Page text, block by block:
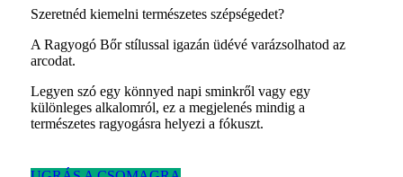
Szeretnéd kiemelni természetes szépségedet?
A Ragyogó Bőr stílussal igazán üdévé varázsolhatod az
arcodat.
Legyen szó egy könnyed napi sminkről vagy egy
különleges alkalomról, ez a megjelenés mindig a
természetes ragyogásra helyezi a fókuszt.